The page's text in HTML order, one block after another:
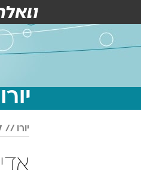
יורו 2020
יורו